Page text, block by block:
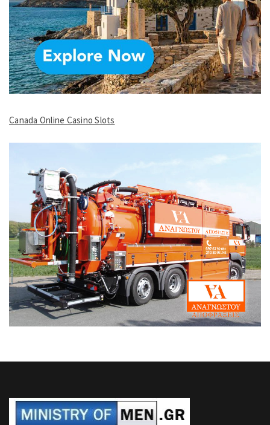
Canada Online Casino Slots